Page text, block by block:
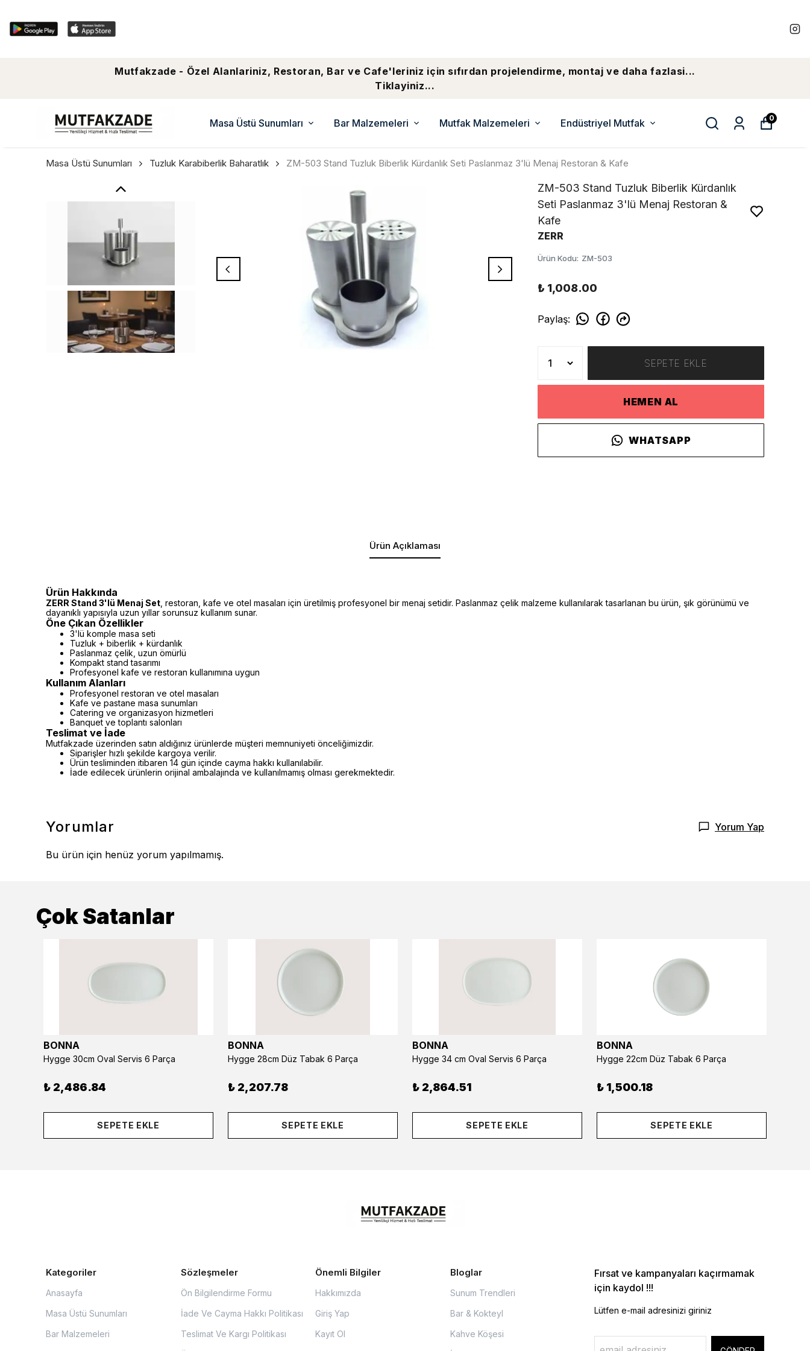
Mutfakzade - Özel Alanlariniz, Restoran, Bar ve Cafe'leriniz için sıfırdan projelendirme, montaj ve daha fazlasi...
Tiklayiniz...
Masa Üstü Sunumları Bar Malzemeleri Mutfak Malzemeleri Endüstriyel Mutfak 0
Masa Üstü Sunumları Tuzluk Karabiberlik Baharatlık ZM-503 Stand Tuzluk Biberlik Kürdanlık Seti Paslanmaz 3'lü Menaj Restoran & Kafe
ZM-503 Stand Tuzluk Biberlik Kürdanlık
Seti Paslanmaz 3'lü Menaj Restoran &
Kafe
ZERR
Ürün Kodu: ZM-503
₺ 1,008.00
Paylaş:
SEPETE EKLE
HEMEN AL
WHATSAPP
Ürün Açıklaması
Ürün Hakkında
ZERR Stand 3'lü Menaj Set , restoran, kafe ve otel masaları için üretilmiş profesyonel bir menaj setidir. Paslanmaz çelik malzeme kullanılarak tasarlanan bu ürün, şık görünümü ve
dayanıklı yapısıyla uzun yıllar sorunsuz kullanım sunar.
Öne Çıkan Özellikler
3'lü komple masa seti
Tuzluk + biberlik + kürdanlık
Paslanmaz çelik, uzun ömürlü
Kompakt stand tasarımı
Profesyonel kafe ve restoran kullanımına uygun
Kullanım Alanları
Profesyonel restoran ve otel masaları
Kafe ve pastane masa sunumları
Catering ve organizasyon hizmetleri
Banquet ve toplantı salonları
Teslimat ve İade
Mutfakzade üzerinden satın aldığınız ürünlerde müşteri memnuniyeti önceliğimizdir.
Siparişler hızlı şekilde kargoya verilir.
Ürün tesliminden itibaren 14 gün içinde cayma hakkı kullanılabilir.
İade edilecek ürünlerin orijinal ambalajında ve kullanılmamış olması gerekmektedir.
Yorumlar Yorum Yap
Bu ürün için henüz yorum yapılmamış.
Çok Satanlar
BONNA
Hygge 30cm Oval Servis 6 Parça
₺ 2,486.84
SEPETE EKLE
BONNA
Hygge 28cm Düz Tabak 6 Parça
₺ 2,207.78
SEPETE EKLE
BONNA
Hygge 34 cm Oval Servis 6 Parça
₺ 2,864.51
SEPETE EKLE
BONNA
Hygge 22cm Düz Tabak 6 Parça
₺ 1,500.18
SEPETE EKLE
Kategoriler
Anasayfa
Masa Üstü Sunumları
Bar Malzemeleri
Sözleşmeler
Ön Bilgilendirme Formu
İade Ve Cayma Hakkı Politikası
Teslimat Ve Kargı Politikası
Önemli Bilgiler
Hakkımızda
Giriş Yap
Kayıt Ol
Bloglar
Sunum Trendleri
Bar & Kokteyl
Kahve Köşesi
Fırsat ve kampanyaları kaçırmamak
için kaydol !!!
Lütfen e-mail adresinizi giriniz